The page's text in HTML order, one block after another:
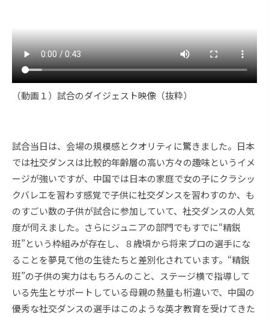
（動画１）試合のダイジェスト映像（抜粋）
試合当日は、会場の規模感とクオリティに驚きました。日本
では社交ダンスは比較的年齢層の高い方々の趣味というイメ
ージが強いですが、中国では日本の家庭で女の子にクラシッ
クバレエを習わす感覚で子供に社交ダンスを習わすのか、も
のすごい数の子供が試合に参加していて、社交ダンスの人気
度が伺えました。さらにジュニアの部門でもすでに“精鋭
班”という枠組みが存在し、８歳頃から将来プロの選手にな
ることを夢見て他の生徒たちと差別化されています。“精鋭
班”の子供の実力はもちろんのこと、ステージ横で指導して
いる先生とサポートしている母親の熱量も桁違いで、中国の
優秀な社交ダンスの選手はこのような英才教育を受けてきた